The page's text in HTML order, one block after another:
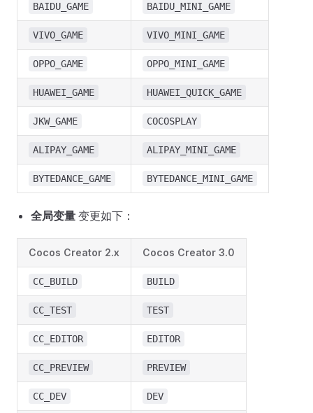
BAIDU_GAME BAIDU_MINI_GAME
VIVO_GAME VIVO_MINI_GAME
OPPO_GAME OPPO_MINI_GAME
HUAWEI_GAME HUAWEI_QUICK_GAME
JKW_GAME COCOSPLAY
ALIPAY_GAME ALIPAY_MINI_GAME
BYTEDANCE_GAME BYTEDANCE_MINI_GAME
全局变量 变更如下：
Cocos Creator 2.x Cocos Creator 3.0
CC_BUILD BUILD
CC_TEST TEST
CC_EDITOR EDITOR
CC_PREVIEW PREVIEW
CC_DEV DEV